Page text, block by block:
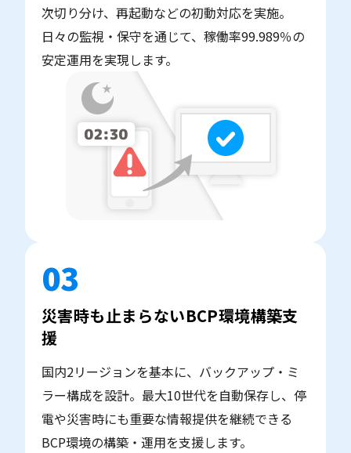
次切り分け、再起動などの初動対応を実施。
日々の監視・保守を通じて、稼働率99.989％の
安定運用を実現します。
03
災害時も止まらないBCP環境構築支
援
国内2リージョンを基本に、バックアップ・ミ
ラー構成を設計。最大10世代を自動保存し、停
電や災害時にも重要な情報提供を継続できる
BCP環境の構築・運用を支援します。